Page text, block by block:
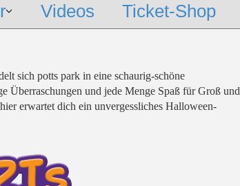
Videos Ticket-Shop
sich potts park in eine schaurig-schöne
Überraschungen und jede Menge Spaß für Groß und
erwartet dich ein unvergessliches Halloween-